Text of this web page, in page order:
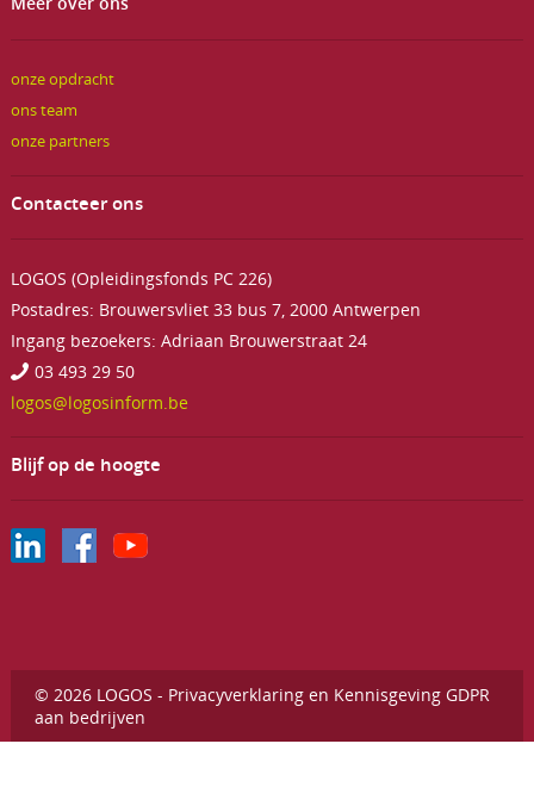
onze opdracht
ons team
onze partners
Contacteer ons
LOGOS (Opleidingsfonds PC 226)
Postadres: Brouwersvliet 33 bus 7, 2000 Antwerpen
Ingang bezoekers: Adriaan Brouwerstraat 24
03 493 29 50
logos@logosinform.be
Blijf op de hoogte
© 2026 LOGOS - Privacyverklaring en Kennisgeving GDPR
aan bedrijven